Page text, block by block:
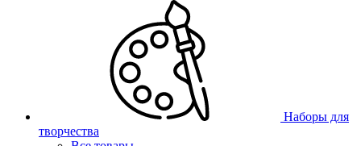
Наборы для
творчества